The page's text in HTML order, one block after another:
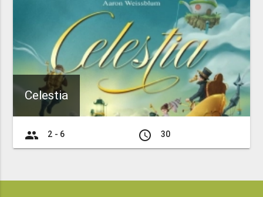
Celestia
group 2 - 6 access_time 30